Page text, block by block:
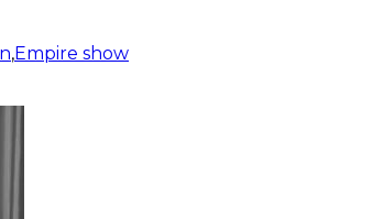
,Empire show